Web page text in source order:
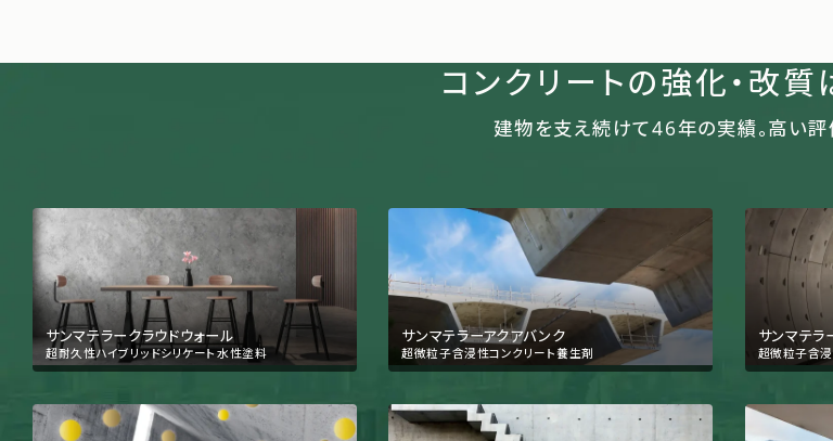
コンクリートの強化・改
建物を支え続けて46年の実績。高い
サンマテラークラウドウォール
超耐久性ハイブリッドシリケート水性塗料
サンマテラーアクアバンク
超微粒子含浸性コンクリート養生剤
サンマテラ
超微粒子含